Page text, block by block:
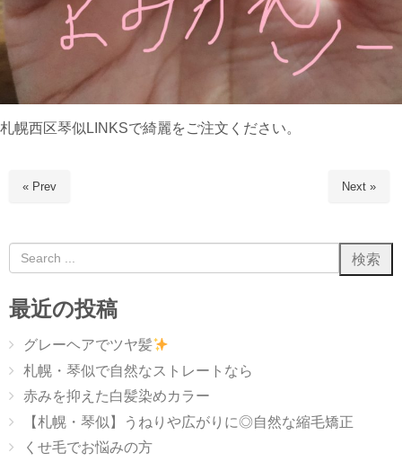
札幌西区琴似LINKSで綺麗をご注文ください。
« Prev Next »
最近の投稿
グレーヘアでツヤ髪
札幌・琴似で自然なストレートなら
赤みを抑えた白髪染めカラー
【札幌・琴似】うねりや広がりに◎自然な縮毛矯正
くせ毛でお悩みの方